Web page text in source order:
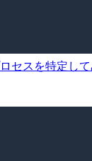
セスを特定し